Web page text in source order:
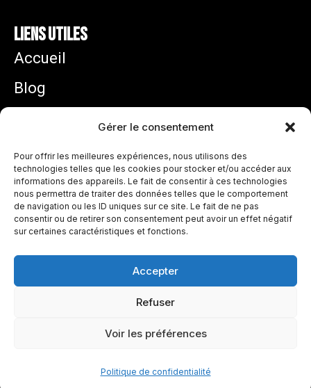
Gérer le consentement
Pour offrir les meilleures expériences, nous utilisons des
technologies telles que les cookies pour stocker et/ou accéder aux
informations des appareils. Le fait de consentir à ces technologies
nous permettra de traiter des données telles que le comportement
de navigation ou les ID uniques sur ce site. Le fait de ne pas
consentir ou de retirer son consentement peut avoir un effet négatif
sur certaines caractéristiques et fonctions.
Accepter
Refuser
Voir les préférences
Politique de confidentialité
Liens utiles
Accueil
Blog
Politique de confidentialité
Zidane équipe de France : pourquoi son arrivée
ouvre une nouvelle ère chez les Bleus
juillet 31, 2026
France – Espagne : parcours des Bleus et
projection avant la demi-finale de la Coupe du